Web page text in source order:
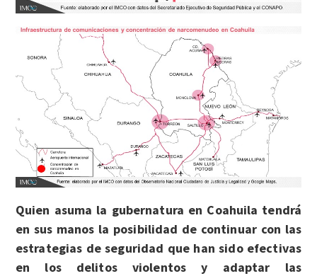
Quien asuma la gubernatura en Coahuila tendrá
en sus manos la posibilidad de continuar con las
estrategias de seguridad que han sido efectivas
en los delitos violentos y adaptar las